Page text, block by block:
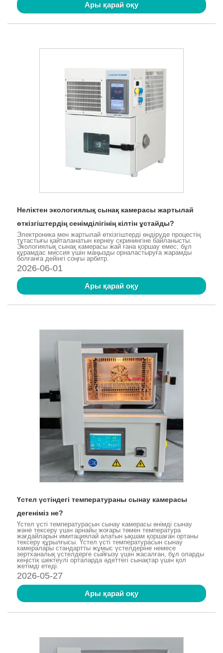
Ары қарай оқу
Неліктен экологиялық сынақ камерасы жартылай
өткізгіштердің сенімділігінің кілтін ұстайды?
Электроника мен жартылай өткізгіштерді өндіруде процестің
тұтастығы қайталанатын кернеу скринингіне байланысты.
Экологиялық сынақ камерасы жай ғана қоршау емес; бұл
құрамдас миссия үшін маңызды орналастыруға жарамды
болғанға дейінгі соңғы арбитр.
2026-06-01
Ары қарай оқу
Үстел үстіндегі температураны сынау камерасы
дегеніміз не?
Үстел үсті температурасын сынау камерасы өнімді сынау
және тексеру үшін арнайы жоғары төмен температура
жағдайларын имитациялай алатын ықшам қоршаған ортаны
тексеру құрылғысы. Үстел үсті температурасын сынау
камералары стандартты жұмыс үстелдеріне немесе
зертханалық үстелдерге сыйғызу үшін жасалған, бұл оларды
кеңістік шектеулі орталарда әдеттегі сынақтар үшін қол
жетімді етеді.
2026-05-27
Ары қарай оқу